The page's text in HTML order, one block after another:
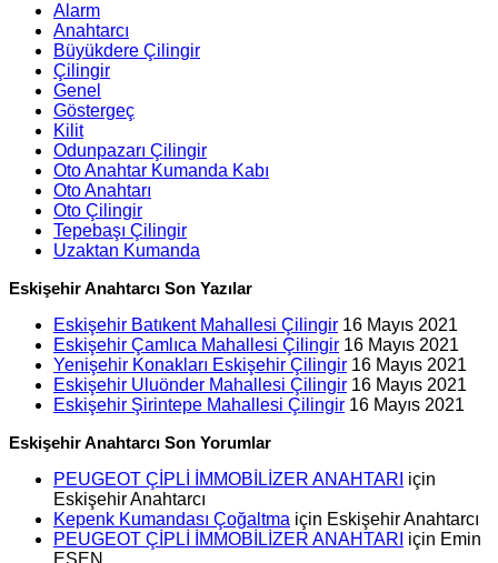
Alarm
Anahtarcı
Büyükdere Çilingir
Çilingir
Genel
Göstergeç
Kilit
Odunpazarı Çilingir
Oto Anahtar Kumanda Kabı
Oto Anahtarı
Oto Çilingir
Tepebaşı Çilingir
Uzaktan Kumanda
Eskişehir Anahtarcı Son Yazılar
Eskişehir Batıkent Mahallesi Çilingir 16 Mayıs 2021
Eskişehir Çamlıca Mahallesi Çilingir 16 Mayıs 2021
Yenişehir Konakları Eskişehir Çilingir 16 Mayıs 2021
Eskişehir Uluönder Mahallesi Çilingir 16 Mayıs 2021
Eskişehir Şirintepe Mahallesi Çilingir 16 Mayıs 2021
Eskişehir Anahtarcı Son Yorumlar
PEUGEOT ÇİPLİ İMMOBİLİZER ANAHTARI için
Eskişehir Anahtarcı
Kepenk Kumandası Çoğaltma için Eskişehir Anahtarcı
PEUGEOT ÇİPLİ İMMOBİLİZER ANAHTARI için Emin
ESEN